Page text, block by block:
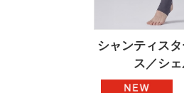
シャンティス
ス／シ